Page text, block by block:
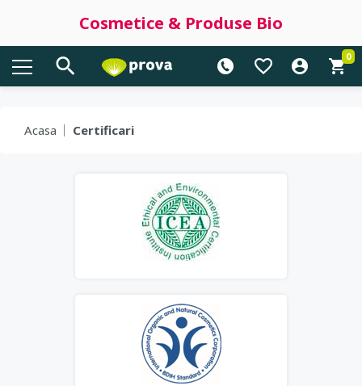
Cosmetice & Produse Bio
0
Acasa Certificari